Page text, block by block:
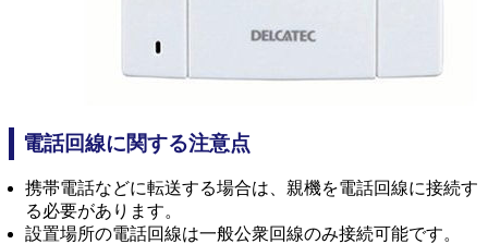
電話回線に関する注意点
携帯電話などに転送する場合は、親機を電話回線に接続す
る必要があります。
設置場所の電話回線は一般公衆回線のみ接続可能です。